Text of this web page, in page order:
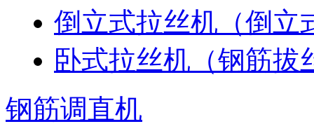
倒立式拉丝机（倒立
卧式拉丝机（钢筋拔
钢筋调直机